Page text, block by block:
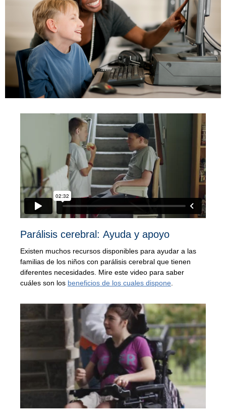
Parálisis cerebral: Ayuda y apoyo
Existen muchos recursos disponibles para ayudar a las
familias de los niños con parálisis cerebral que tienen
diferentes necesidades. Mire este video para saber
cuáles son los beneficios de los cuales dispone.